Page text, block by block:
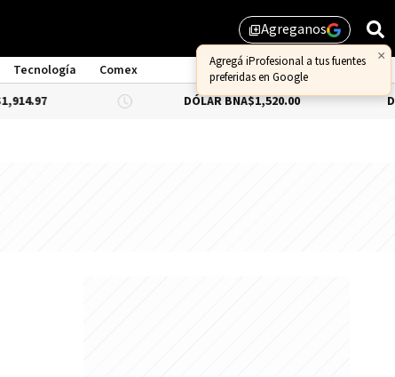
library_addAgreganos
×
Agregá iProfesional a tus fuentes
preferidas en Google
Tecnología
Comex
DÓLAR BNA $1,520.00 DÓLAR BLUE-